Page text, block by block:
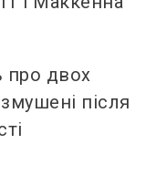
про двох
після